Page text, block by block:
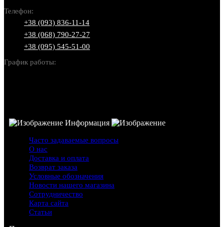
Телефон:
+38 (093) 836-11-14
+38 (068) 790-27-27
+38 (095) 545-51-00
График работы:
Информация
Часто задаваемые вопросы
О нас
Доставка и оплата
Возврат заказа
Условные обозначения
Новости нашего магазина
Сотрудничество
Карта сайта
Статьи